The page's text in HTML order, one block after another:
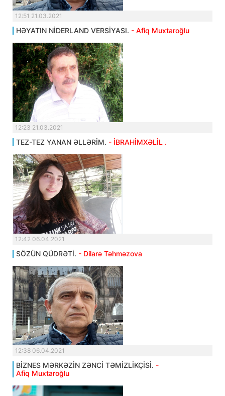
12:51 21.03.2021
HƏYATIN NİDERLAND VERSİYASI. - Afiq Muxtaroğlu
12:23 21.03.2021
TEZ-TEZ YANAN ƏLLƏRİM. - İBRAHİMXƏLİL .
12:42 06.04.2021
SÖZÜN QÜDRƏTİ. - Dilarə Təhməzova
12:38 06.04.2021
BİZNES MƏRKƏZİN ZƏNCİ TƏMİZLİKÇİSİ. -
Afiq Muxtaroğlu